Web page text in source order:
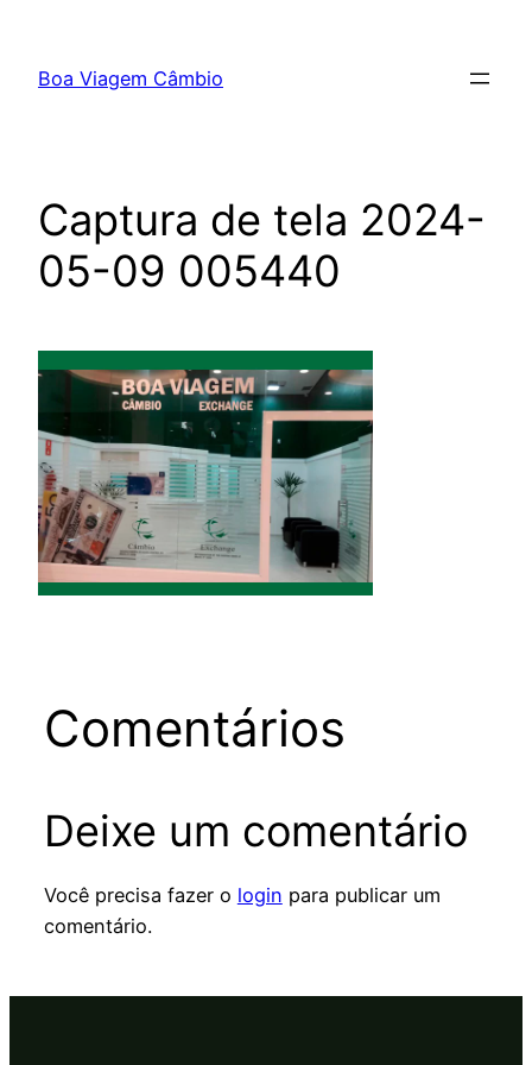
Boa Viagem Câmbio
Captura de tela 2024-
05-09 005440
Comentários
Deixe um comentário
Você precisa fazer o login para publicar um
comentário.